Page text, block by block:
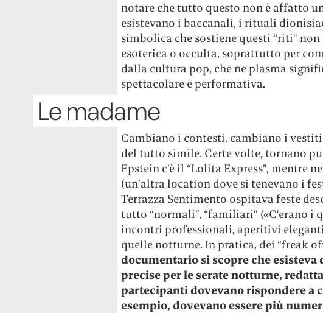
notare che tutto questo non è affatto
esistevano i baccanali, i rituali
simbolica che sostiene questi “riti”
esoterica o occulta, soprattutto per
dalla cultura pop, che ne plasma
spettacolare e performativa.
Le madame
Cambiano i contesti, cambiano i
del tutto simile. Certe volte, tornano
Epstein c’è il “Lolita Express”, mentre
(un’altra location dove si tenevano i
Terrazza Sentimento ospitava feste
tutto “normali”, “familiari” («C’erano
incontri professionali, aperitivi
quelle notturne. In pratica, dei “freak
documentario si scopre che esisteva
precise per le serate notturne,
partecipanti dovevano rispondere a
esempio, dovevano essere più